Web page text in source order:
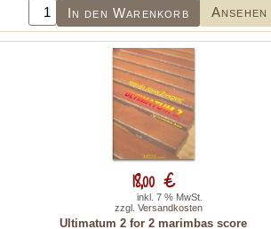
In den Warenkorb Ansehen
Ultimatum 2 for 2 marimbas score
18,00 €
inkl. 7 % MwSt.
zzgl. Versandkosten